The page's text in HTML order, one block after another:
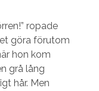
ropade
göra förutom
hon kom
grå lång
hår. Men